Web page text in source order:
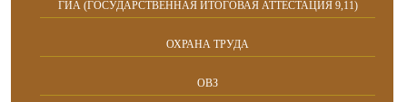
ГИА (ГОСУДАРСТВЕННАЯ ИТОГОВАЯ АТТЕСТАЦИЯ 9,11)
ОХРАНА ТРУДА
ОВЗ